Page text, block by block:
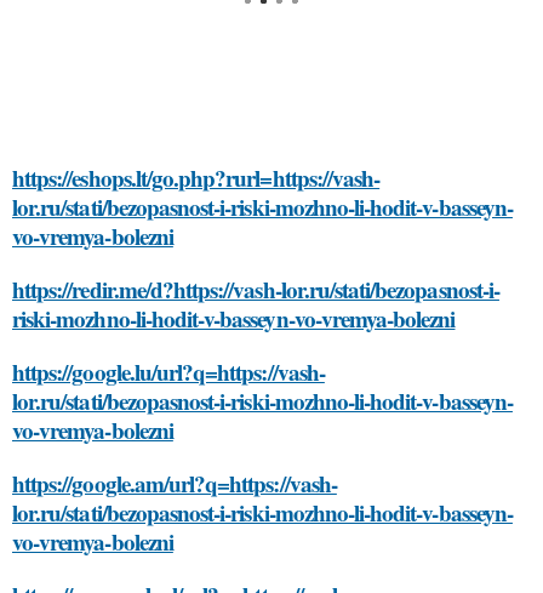
https://eshops.lt/go.php?rurl=https://vash-
lor.ru/stati/bezopasnost-i-riski-mozhno-li-hodit-v-basseyn-
vo-vremya-bolezni
https://redir.me/d?https://vash-lor.ru/stati/bezopasnost-i-
riski-mozhno-li-hodit-v-basseyn-vo-vremya-bolezni
https://google.lu/url?q=https://vash-
lor.ru/stati/bezopasnost-i-riski-mozhno-li-hodit-v-basseyn-
vo-vremya-bolezni
https://google.am/url?q=https://vash-
lor.ru/stati/bezopasnost-i-riski-mozhno-li-hodit-v-basseyn-
vo-vremya-bolezni